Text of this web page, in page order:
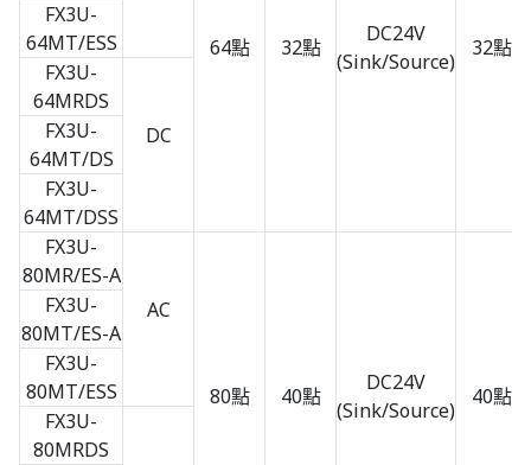
64點 32點
DC24V
(Sink/Source)
32點
FX3U-
64MT/ESS
FX3U-
64MRDS
DC
FX3U-
64MT/DS
FX3U-
64MT/DSS
FX3U-
80MR/ES-A
AC
80點 40點
DC24V
(Sink/Source)
40點
FX3U-
80MT/ES-A
FX3U-
80MT/ESS
FX3U-
80MRDS